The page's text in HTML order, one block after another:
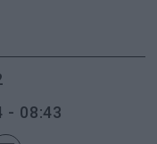
- 08:43